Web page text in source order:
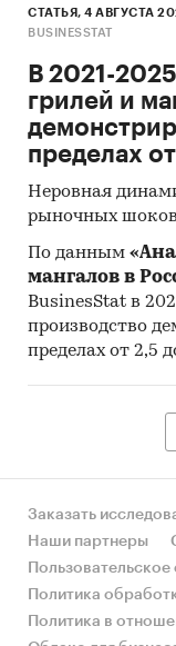
СТАТЬЯ, 4 АВГУСТА
BUSINESSTAT
В 2021-
грилей и
пределах
Неровная
рыночных
По данным
мангалов в
BusinesStat в
производство
пределах от 2,5
Заказать
Наши партнеры
Политика
Политика в